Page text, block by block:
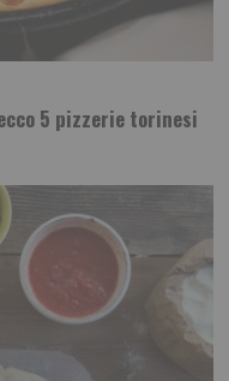
5 pizzerie torinesi